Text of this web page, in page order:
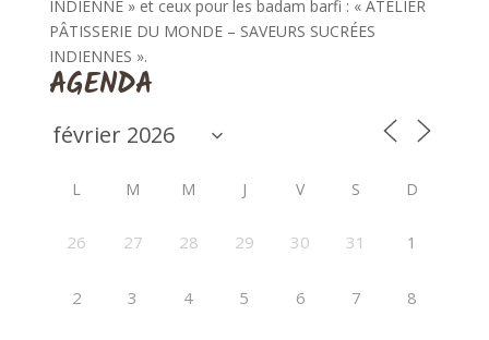
INDIENNE » et ceux pour les badam barfi : « ATELIER
PÂTISSERIE DU MONDE – SAVEURS SUCRÉES
INDIENNES ».
AGENDA
L M M J V S D
26 27 28 29 30 31 1
2 3 4 5 6 7 8